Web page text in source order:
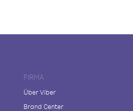
FIRMA
Über Viber
Brand Center